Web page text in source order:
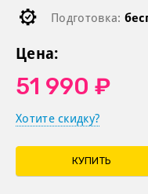
Подготовка:
Цена:
51 990 ₽
Хотите скидку?
КУПИТЬ